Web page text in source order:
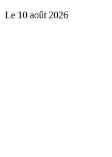
Le 10 août 2026